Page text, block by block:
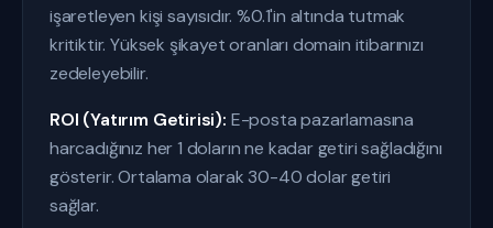
işaretleyen kişi sayısıdır. %0.1'in altında tutmak
kritiktir. Yüksek şikayet oranları domain itibarınızı
zedeleyebilir.
ROI (Yatırım Getirisi): E-posta pazarlamasına
harcadığınız her 1 doların ne kadar getiri sağladığını
gösterir. Ortalama olarak 30-40 dolar getiri
sağlar.